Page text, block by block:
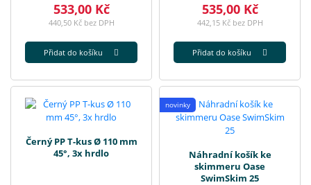
533,00 Kč
440,50 Kč bez DPH
Přidat do košíku
535,00 Kč
442,15 Kč bez DPH
Přidat do košíku
Černý PP T-kus Ø 110 mm
45°, 3x hrdlo
novinky
Náhradní košík ke
skimmeru Oase
SwimSkim 25